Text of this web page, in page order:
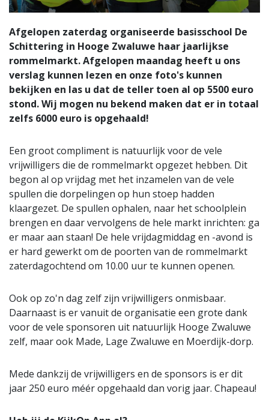
Afgelopen zaterdag organiseerde basisschool De
Schittering in Hooge Zwaluwe haar jaarlijkse
rommelmarkt. Afgelopen maandag heeft u ons
verslag kunnen lezen en onze foto's kunnen
bekijken en las u dat de teller toen al op 5500 euro
stond. Wij mogen nu bekend maken dat er in totaal
zelfs 6000 euro is opgehaald!
Een groot compliment is natuurlijk voor de vele
vrijwilligers die de rommelmarkt opgezet hebben. Dit
begon al op vrijdag met het inzamelen van de vele
spullen die dorpelingen op hun stoep hadden
klaargezet. De spullen ophalen, naar het schoolplein
brengen en daar vervolgens de hele markt inrichten: ga
er maar aan staan! De hele vrijdagmiddag en -avond is
er hard gewerkt om de poorten van de rommelmarkt
zaterdagochtend om 10.00 uur te kunnen openen.
Ook op zo'n dag zelf zijn vrijwilligers onmisbaar.
Daarnaast is er vanuit de organisatie een grote dank
voor de vele sponsoren uit natuurlijk Hooge Zwaluwe
zelf, maar ook Made, Lage Zwaluwe en Moerdijk-dorp.
Mede dankzij de vrijwilligers en de sponsors is er dit
jaar 250 euro méér opgehaald dan vorig jaar. Chapeau!